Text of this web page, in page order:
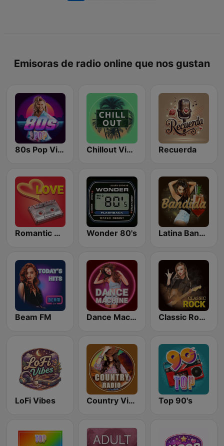
Emisoras de radio online que nos gustan
80s Pop Vibes Chillout Vibes Recuerda
Romantic Vibes Wonder 80's Latina Bandida!
Beam FM Dance Machine Classic Rock Station
LoFi Vibes Country Vibes Top 90's